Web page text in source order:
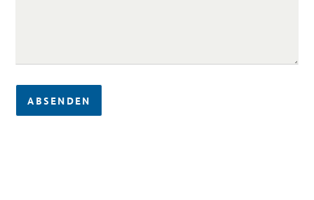
ABSENDEN